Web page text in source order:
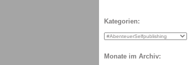
Kategorien:
Monate im Archiv: